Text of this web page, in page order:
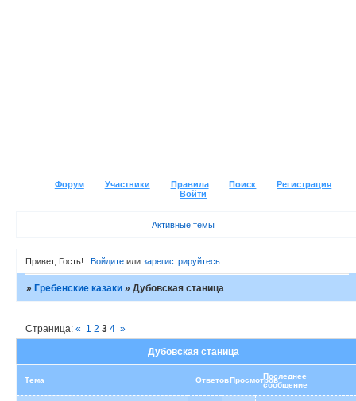
Форум Участники Правила Поиск
Регистрация
Войти
Активные темы
Привет, Гость! Войдитеили зарегистрируйтесь.
»Гребенские казаки »Дубовская станица
Дубовская станица
Страница:« 1 2 3 4 »
Тема ОтветовПросмотровПоследнее
сообщение